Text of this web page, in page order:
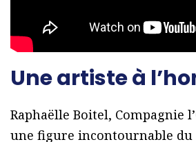
Une artiste à
Raphaëlle Boitel, Compagnie
une figure incontournable du